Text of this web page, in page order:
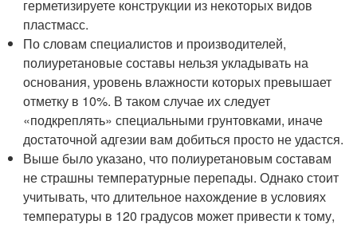
герметизируете конструкции из некоторых видов
пластмасс.
По словам специалистов и производителей,
полиуретановые составы нельзя укладывать на
основания, уровень влажности которых превышает
отметку в 10%. В таком случае их следует
«подкреплять» специальными грунтовками, иначе
достаточной адгезии вам добиться просто не удастся.
Выше было указано, что полиуретановым составам
не страшны температурные перепады. Однако стоит
учитывать, что длительное нахождение в условиях
температуры в 120 градусов может привести к тому,